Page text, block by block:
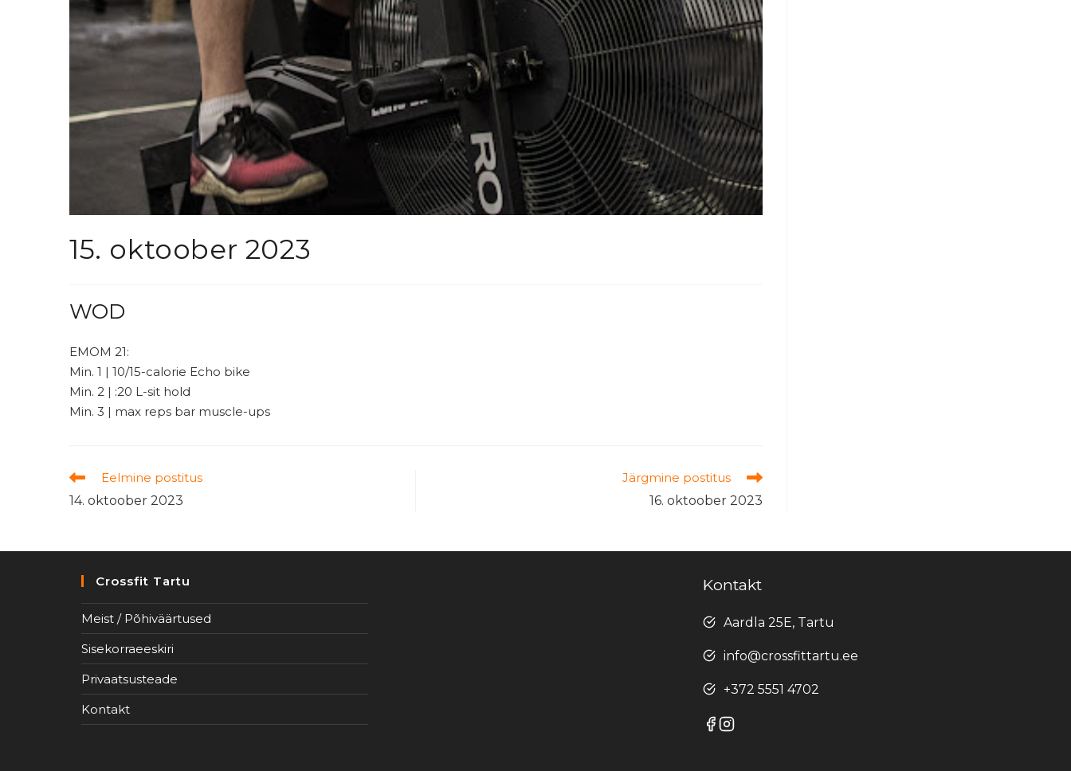
15. oktoober 2023
WOD
EMOM 21:
Min. 1 | 10/15-calorie Echo bike
Min. 2 | :20 L-sit hold
Min. 3 | max reps bar muscle-ups
Read
more
articles
Eelmine postitus
14. oktoober 2023
Järgmine postitus
16. oktoober 2023
Crossfit Tartu
Meist / Põhiväärtused
Sisekorraeeskiri
Privaatsusteade
Kontakt
Kontakt
Aardla 25E, Tartu
info@crossfittartu.ee
+372 5551 4702